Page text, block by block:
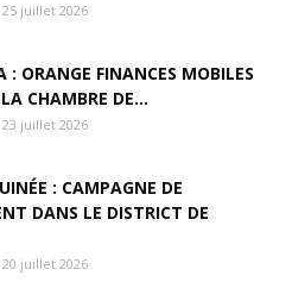
25 juillet 2026
: ORANGE FINANCES MOBILES
CHAMBRE DE...
23 juillet 2026
: CAMPAGNE DE
DANS LE DISTRICT DE
20 juillet 2026